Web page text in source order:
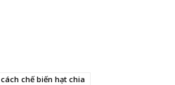
cách chế biến hạt chia